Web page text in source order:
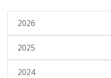
2026
2025
2024